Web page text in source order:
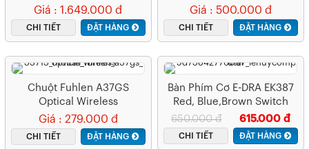
Whisper-Quiet Switches
Gaming Black
Giá : 1.649.000 đ
CHI TIẾT ĐẶT HÀNG
White (USB/RGB/Trắng)
Giá : 500.000 đ
CHI TIẾT ĐẶT HÀNG
Chuột Fuhlen A37GS
Optical Wireless
Giá : 279.000 đ
CHI TIẾT ĐẶT HÀNG
Bàn Phím Cơ E-DRA EK387
Red, Blue,Brown Switch
615.000 đ
650.000 đ
CHI TIẾT ĐẶT HÀNG